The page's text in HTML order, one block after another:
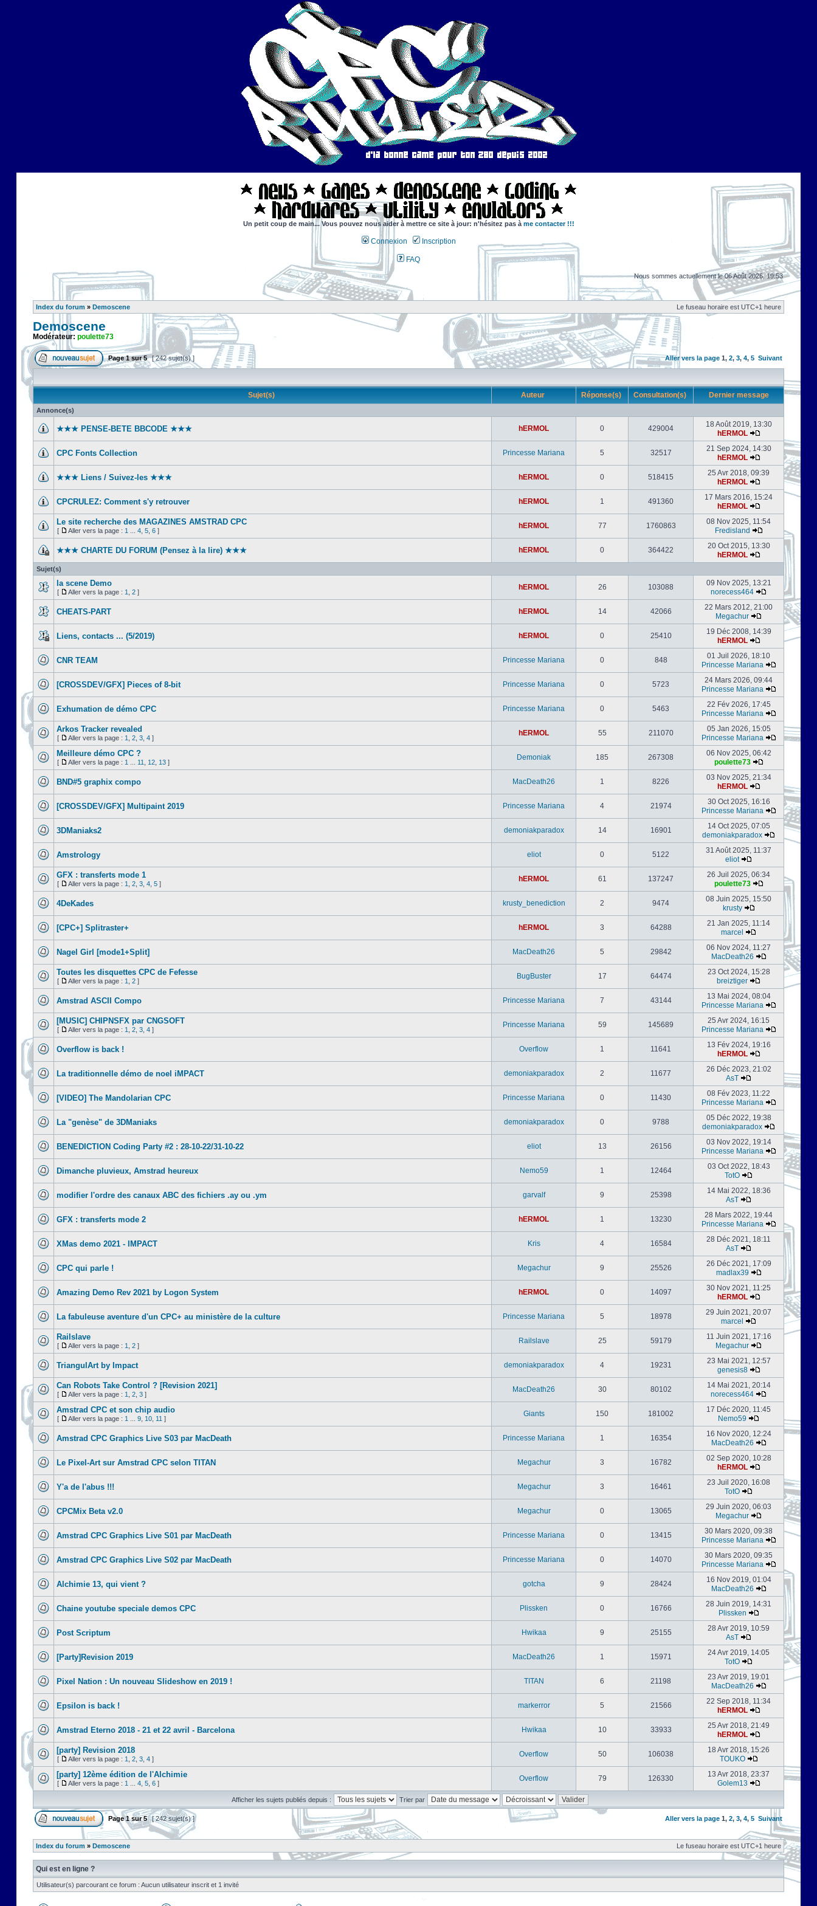
Un petit coup de main... Vous pouvez nous aider à mettre ce site à jour: n'hésitez pas à me contacter !!!
Connexion Inscription
FAQ
Nous sommes actuellement le 06 Août 2026, 19:53
Index du forum » Demoscene Le fuseau horaire est UTC+1 heure
Demoscene
Modérateur: poulette73
Page1sur5 [ 242 sujet(s) ] Aller vers la page 1, 2, 3, 4, 5 Suivant
Sujet(s) Auteur Réponse(s) Consultation(s) Dernier message
Annonce(s)
★★★ PENSE-BETE BBCODE ★★★ hERMOL 0 429004
18 Août 2019, 13:30
hERMOL
CPC Fonts Collection Princesse Mariana 5 32517
21 Sep 2024, 14:30
hERMOL
★★★ Liens / Suivez-les ★★★ hERMOL 0 518415
25 Avr 2018, 09:39
hERMOL
CPCRULEZ: Comment s'y retrouver‎ hERMOL 1 491360
17 Mars 2016, 15:24
hERMOL
Le site recherche des MAGAZINES AMSTRAD CPC
[ Aller vers la page : 1 4 5 6 ]
hERMOL 77 1760863
08 Nov 2025, 11:54
Fredisland
★★★ CHARTE DU FORUM (Pensez à la lire) ★★★ hERMOL 0 364422
20 Oct 2015, 13:30
hERMOL
Sujet(s)
la scene Demo
[ Aller vers la page : 1 2 ]
hERMOL 26 103088
09 Nov 2025, 13:21
norecess464
CHEATS-PART hERMOL 14 42066
22 Mars 2012, 21:00
Megachur
Liens, contacts ... (5/2019) hERMOL 0 25410
19 Déc 2008, 14:39
hERMOL
CNR TEAM Princesse Mariana 0 848
01 Juil 2026, 18:10
Princesse Mariana
[CROSSDEV/GFX] Pieces of 8-bit Princesse Mariana 0 5723
24 Mars 2026, 09:44
Princesse Mariana
Exhumation de démo CPC Princesse Mariana 0 5463
22 Fév 2026, 17:45
Princesse Mariana
Arkos Tracker revealed
[ Aller vers la page : 1 2 3 4 ]
hERMOL 55 211070
05 Jan 2026, 15:05
Princesse Mariana
Meilleure démo CPC ?
[ Aller vers la page : 1 11 12 13 ]
Demoniak 185 267308
06 Nov 2025, 06:42
poulette73
BND#5 graphix compo MacDeath26 1 8226
03 Nov 2025, 21:34
hERMOL
[CROSSDEV/GFX] Multipaint 2019 Princesse Mariana 4 21974
30 Oct 2025, 16:16
Princesse Mariana
3DManiaks2 demoniakparadox 14 16901
14 Oct 2025, 07:05
demoniakparadox
Amstrology eliot 0 5122
31 Août 2025, 11:37
eliot
GFX : transferts mode 1
[ Aller vers la page : 1 2 3 4 5 ]
hERMOL 61 137247
26 Juil 2025, 06:34
poulette73
4DeKades krusty_benediction 2 9474
08 Juin 2025, 15:50
krusty
[CPC+] Splitraster+ hERMOL 3 64288
21 Jan 2025, 11:14
marcel
Nagel Girl [mode1+Split] MacDeath26 5 29842
06 Nov 2024, 11:27
MacDeath26
Toutes les disquettes CPC de Fefesse
[ Aller vers la page : 1 2 ]
BugBuster 17 64474
23 Oct 2024, 15:28
breiztiger
Amstrad ASCII Compo Princesse Mariana 7 43144
13 Mai 2024, 08:04
Princesse Mariana
[MUSIC] CHIPNSFX par CNGSOFT
[ Aller vers la page : 1 2 3 4 ]
Princesse Mariana 59 145689
25 Avr 2024, 16:15
Princesse Mariana
Overflow is back ! Overflow 1 11641
13 Fév 2024, 19:16
hERMOL
La traditionnelle démo de noel iMPACT demoniakparadox 2 11677
26 Déc 2023, 21:02
AsT
[VIDEO] The Mandolarian CPC Princesse Mariana 0 11430
08 Fév 2023, 11:22
Princesse Mariana
La "genèse" de 3DManiaks demoniakparadox 0 9788
05 Déc 2022, 19:38
demoniakparadox
BENEDICTION Coding Party #2 : 28-10-22/31-10-22 eliot 13 26156
03 Nov 2022, 19:14
Princesse Mariana
Dimanche pluvieux, Amstrad heureux Nemo59 1 12464
03 Oct 2022, 18:43
TotO
modifier l'ordre des canaux ABC des fichiers .ay ou .ym garvalf 9 25398
14 Mai 2022, 18:36
AsT
GFX : transferts mode 2 hERMOL 1 13230
28 Mars 2022, 19:44
Princesse Mariana
XMas demo 2021 - IMPACT Kris 4 16584
28 Déc 2021, 18:11
AsT
CPC qui parle ! Megachur 9 25526
26 Déc 2021, 17:09
madlax39
Amazing Demo Rev 2021 by Logon System hERMOL 0 14097
30 Nov 2021, 11:25
hERMOL
La fabuleuse aventure d'un CPC+ au ministère de la culture Princesse Mariana 5 18978
29 Juin 2021, 20:07
marcel
Railslave
[ Aller vers la page : 1 2 ]
Railslave 25 59179
11 Juin 2021, 17:16
Megachur
TriangulArt by Impact demoniakparadox 4 19231
23 Mai 2021, 12:57
genesis8
Can Robots Take Control ? [Revision 2021]
[ Aller vers la page : 1 2 3 ]
MacDeath26 30 80102
14 Mai 2021, 20:14
norecess464
Amstrad CPC et son chip audio
[ Aller vers la page : 1 9 10 11 ]
Giants 150 181002
17 Déc 2020, 11:45
Nemo59
Amstrad CPC Graphics Live S03 par MacDeath Princesse Mariana 1 16354
16 Nov 2020, 12:24
MacDeath26
Le Pixel-Art sur Amstrad CPC selon TITAN Megachur 3 16782
02 Sep 2020, 10:28
hERMOL
Y'a de l'abus !!! Megachur 3 16461
23 Juil 2020, 16:08
TotO
CPCMix Beta v2.0 Megachur 0 13065
29 Juin 2020, 06:03
Megachur
Amstrad CPC Graphics Live S01 par MacDeath Princesse Mariana 0 13415
30 Mars 2020, 09:38
Princesse Mariana
Amstrad CPC Graphics Live S02 par MacDeath Princesse Mariana 0 14070
30 Mars 2020, 09:35
Princesse Mariana
Alchimie 13, qui vient ? gotcha 9 28424
16 Nov 2019, 01:04
MacDeath26
Chaine youtube speciale demos CPC Plissken 0 16766
28 Juin 2019, 14:31
Plissken
Post Scriptum Hwikaa 9 25155
28 Avr 2019, 10:59
AsT
[Party]Revision 2019 MacDeath26 1 15971
24 Avr 2019, 14:05
TotO
Pixel Nation : Un nouveau Slideshow en 2019 ! TITAN 6 21198
23 Avr 2019, 19:01
MacDeath26
Epsilon is back ! markerror 5 21566
22 Sep 2018, 11:34
hERMOL
Amstrad Eterno 2018 - 21 et 22 avril - Barcelona Hwikaa 10 33933
25 Avr 2018, 21:49
hERMOL
[party] Revision 2018
[ Aller vers la page : 1 2 3 4 ]
Overflow 50 106038
18 Avr 2018, 15:26
TOUKO
[party] 12ème édition de l'Alchimie
[ Aller vers la page : 1 4 5 6 ]
Overflow 79 126330
13 Avr 2018, 23:37
Golem13
Afficher les sujets publiés depuis : Trier par
Page1sur5 [ 242 sujet(s) ] Aller vers la page 1, 2, 3, 4, 5 Suivant
Index du forum » Demoscene Le fuseau horaire est UTC+1 heure
Qui est en ligne ?
Utilisateur(s) parcourant ce forum : Aucun utilisateur inscrit et 1 invité